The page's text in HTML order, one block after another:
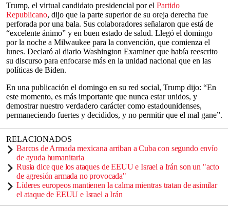
Trump, el virtual candidato presidencial por el Partido
Republicano, dijo que la parte superior de su oreja derecha fue
perforada por una bala. Sus colaboradores señalaron que está de
“excelente ánimo” y en buen estado de salud. Llegó el domingo
por la noche a Milwaukee para la convención, que comienza el
lunes. Declaró al diario Washington Examiner que había reescrito
su discurso para enfocarse más en la unidad nacional que en las
políticas de Biden.
En una publicación el domingo en su red social, Trump dijo: “En
este momento, es más importante que nunca estar unidos, y
demostrar nuestro verdadero carácter como estadounidenses,
permaneciendo fuertes y decididos, y no permitir que el mal gane”.
RELACIONADOS
Barcos de Armada mexicana arriban a Cuba con segundo envío
de ayuda humanitaria
Rusia dice que los ataques de EEUU e Israel a Irán son un "acto
de agresión armada no provocada"
Líderes europeos mantienen la calma mientras tratan de asimilar
el ataque de EEUU e Israel a Irán